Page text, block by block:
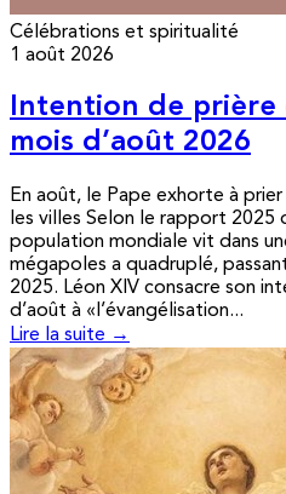
Célébrations et spiritualité
1 août 2026
Intention de prière
mois d’août 2026
En août, le Pape exhorte à
les villes Selon le rapport 2025
population mondiale vit dans
mégapoles a quadruplé,
2025. Léon XIV consacre son
d’août à «l’évangélisation...
Lire la suite →